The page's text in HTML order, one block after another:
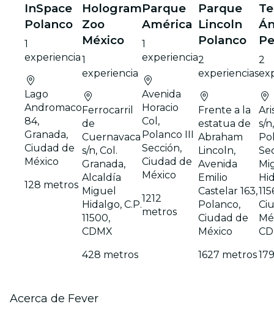
InSpace
Polanco
1
experiencia
Lago
Andromaco
84,
Granada,
Ciudad de
México
128 metros
Hologram
Zoo
México
1
experiencia
Ferrocarril
de
Cuernavaca
s/n, Col.
Granada,
Alcaldía
Miguel
Hidalgo, C.P.
11500,
CDMX
428 metros
Parque
América
1
experiencia
Avenida
Horacio
Col,
Polanco III
Sección,
Ciudad de
México
1212
metros
Parque
Lincoln
Polanco
2
experiencias
Frente a la
estatua de
Abraham
Lincoln,
Avenida
Emilio
Castelar 163,
Polanco,
Ciudad de
México
1627 metros
2
s/
Acerca de Fever